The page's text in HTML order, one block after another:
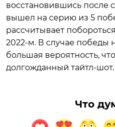
восстановившись после
вышел на серию из 5
рассчитывает
2022-м. В случае победы
большая вероятность,
долгожданный тайтл-шот.
Что